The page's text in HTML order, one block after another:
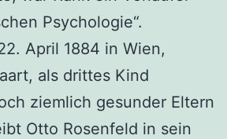
Psychologie“.
April 1884 in Wien,
als drittes Kind
ziemlich gesunder Eltern
Otto Rosenfeld in sein